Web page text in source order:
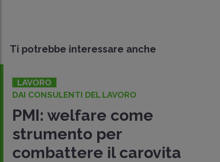
Ti potrebbe interessare anche
LAVORO
DAI CONSULENTI DEL LAVORO
PMI: welfare come
strumento per
combattere il carovita